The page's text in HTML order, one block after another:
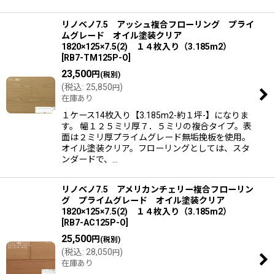
リノベノ7.5 アッシュ複合フローリング プライ
ムグレード オイル塗装クリア
1820×125×7.5(2) １４枚入り（3.185m2）
RB7-TM125P-O
23,500円 (税別)
(税込: 25,850 円 )
在庫あり
１ケース14枚入り【3.185m2-約１坪-】になりま
す。 幅１２５ミリ厚７．５ミリの複合タイプ。表
面は２ミリ厚プライムグレード無垢挽板を使用。
オイル塗装クリア。フローリングとしては、スタ
ンダードで、…
リノベノ7.5 アメリカンチェリー複合フローリン
グ プライムグレード オイル塗装クリア
1820×125×7.5(2) １４枚入り（3.185m2）
RB7-AC125P-O
25,500円 (税別)
(税込: 28,050 円 )
在庫あり